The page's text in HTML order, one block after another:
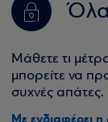
Όλα
Μάθετε τι
μπορείτε να
συχνές απάτες.
Με ενδιαφέρει